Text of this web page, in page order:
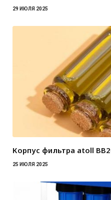
29 ИЮЛЯ 2025
Корпус фильтра atoll
25 ИЮЛЯ 2025